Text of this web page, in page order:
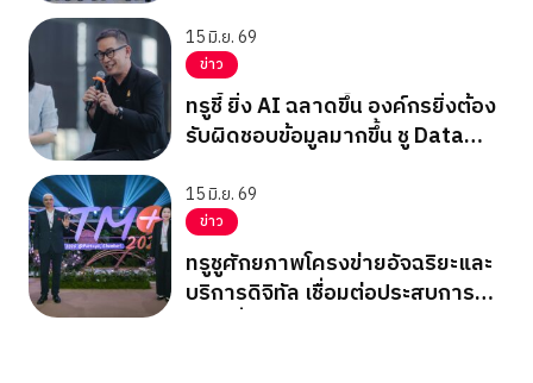
ระบบนิเวศด้าน Quantum AI
15 มิ.ย. 69
ข่าว
ทรูชี้ ยิ่ง AI ฉลาดขึ้น องค์กรยิ่งต้อง
รับผิดชอบข้อมูลมากขึ้น ชู Data
15 มิ.ย. 69
ข่าว
ทรูชูศักยภาพโครงข่ายอัจฉริยะและ
บริการดิจิทัล เชื่อมต่อประสบการณ์